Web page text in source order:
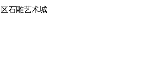
石雕艺术城